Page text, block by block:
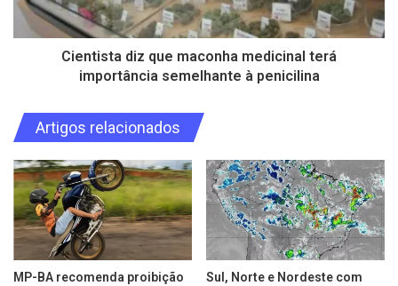
Cientista diz que maconha medicinal terá
importância semelhante à penicilina
Artigos relacionados
MP-BA recomenda proibição
Sul, Norte e Nordeste com